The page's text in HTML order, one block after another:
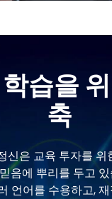
습을
축
은 교육 투자를 위
음에 뿌리를 두고
언어를 수용하고,